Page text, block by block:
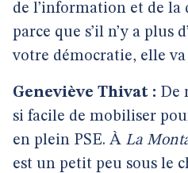
de l’information et de la
parce que s’il n’y a plus
votre démocratie, elle va
Geneviève Thivat : De
si facile de mobiliser
en plein PSE. À La
est un petit peu sous le